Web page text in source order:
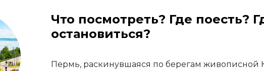
Что посмотреть? Где поесть?
остановиться?
Пермь, раскинувшаяся по берегам живописной